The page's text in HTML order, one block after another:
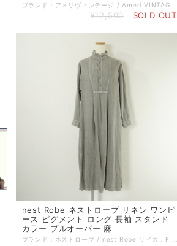
¥12,500 SOLD OUT
nest Robe ネストローブ リネン ワンピ
ース ピグメント ロング 長袖 スタンド
カラー プルオーバー 麻